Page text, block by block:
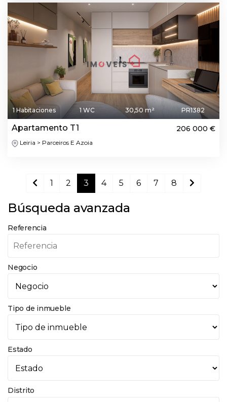
1 Habitaciones 1 WC 30,50 m² PR1382
Apartamento T1 206 000 €
Leiria > Parceiros E Azoia
1 2 3 4 5 6 7 8
Búsqueda avanzada
Referencia
Negocio
Tipo de inmueble
Estado
Distrito